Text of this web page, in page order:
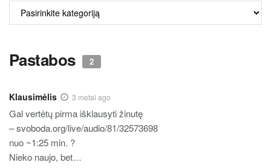
ALKO
TURINYS
Pastabos 2
Klausimėlis 3 metai ago
Gal vertėtų pirma išklausyti žinutę
– svoboda.org/live/audio/81/32573698
nuo ~1:25 min. ?
Nieko naujo, bet…